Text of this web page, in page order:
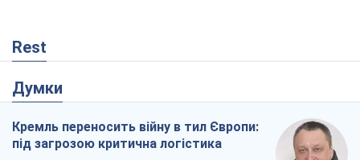
Rest
Думки
Кремль переносить війну в тил Європи:
під загрозою критична логістика